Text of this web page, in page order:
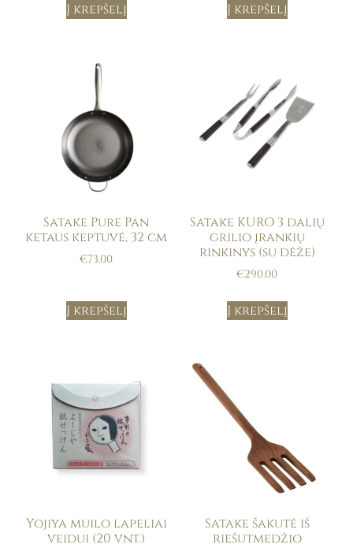
Į krepšelį Į krepšelį
Satake Pure Pan
ketaus keptuvė, 32 cm
€73.00
Į krepšelį
Satake KURO 3 dalių
grilio įrankių
rinkinys (su dėže)
€290.00
Į krepšelį
Yojiya muilo lapeliai
veidui (20 vnt.)
Satake šakutė iš
riešutmedžio